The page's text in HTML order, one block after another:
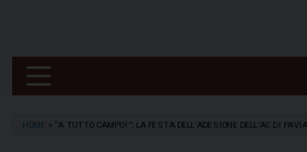
HOME “A TUTTO CAMPO!”: LA FESTA DELL’ADESIONE DELL’AC DI PAVIA